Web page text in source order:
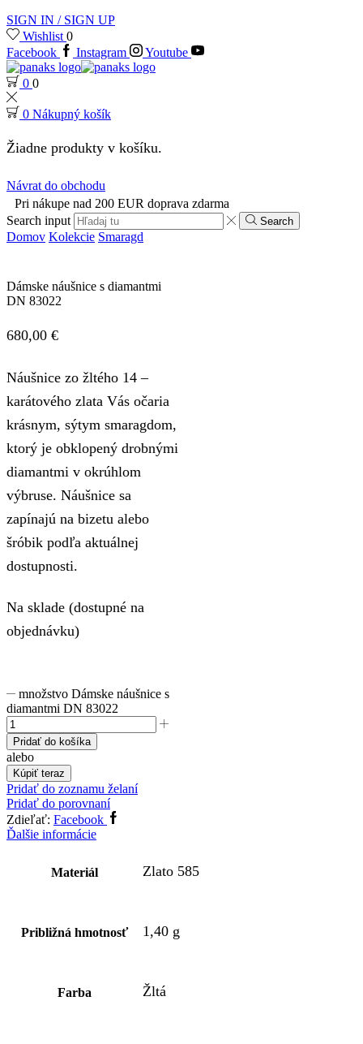
SIGN IN / SIGN UP
Wishlist 0
Facebook
Instagram Youtube
0 0
0 Nákupný košík
Žiadne produkty v košíku.
Návrat do obchodu
Pri nákupe nad 200 EUR doprava zdarma
Search input
Search
Domov Kolekcie Smaragd
Dámske náušnice s diamantmi
DN 83022
680,00 €
Náušnice zo žltého 14 –
karátového zlata Vás očaria
krásnym, sýtym smaragdom,
ktorý je obklopený drobnými
diamantmi v okrúhlom
výbruse. Náušnice sa
zapínajú na bizetu alebo
šróbik podľa aktuálnej
dostupnosti.
Na sklade (dostupné na
objednávku)
množstvo Dámske náušnice s
diamantmi DN 83022
Pridať do košíka
alebo
Kúpiť teraz
Pridať do zoznamu želaní
Pridať do porovnaní
Zdieľať: Facebook
Ďalšie informácie
Materiál Zlato 585
Približná hmotnosť 1,40 g
Farba Žltá